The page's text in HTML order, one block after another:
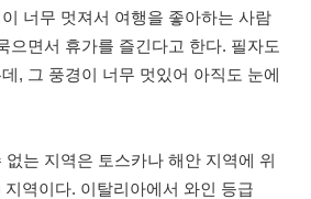
너무 멋져서 여행을 좋아하는 사람
으면서 휴가를 즐긴다고 한다. 필자도
, 그 풍경이 너무 멋있어 아직도 눈에
는 지역은 토스카나 해안 지역에 위
지역이다. 이탈리아에서 와인 등급